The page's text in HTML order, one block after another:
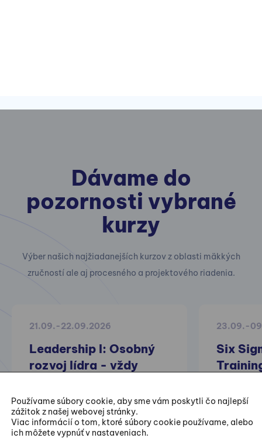
Dávame do
pozornosti vybrané
kurzy
Výber našich najžiadanejších kurzov z oblasti mäkkých
zručností ale aj procesného a projektového riadenia.
21.09.-22.09.2026
Leadership I: Osobný
rozvoj lídra - vždy
23.09.-
Six
Praktické
Používame súbory cookie, aby sme vám poskytli čo najlepší
zážitok z našej webovej stránky.
Viac informácií o tom, ktoré súbory cookie používame, alebo
ich môžete vypnúť v nastaveniach.